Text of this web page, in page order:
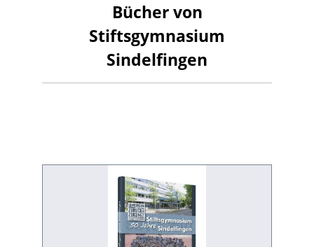
Bücher von
Stiftsgymnasium
Sindelfingen